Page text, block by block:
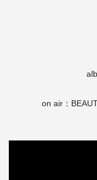
on air：